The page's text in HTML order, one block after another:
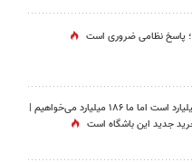
پاسخ نظامی ضروری است
پیشنهاد پرسپولیس ۱۲۰ میلیارد است اما ما ۱۸۶ میلیارد می‌خواهیم |
جدید این باشگاه است